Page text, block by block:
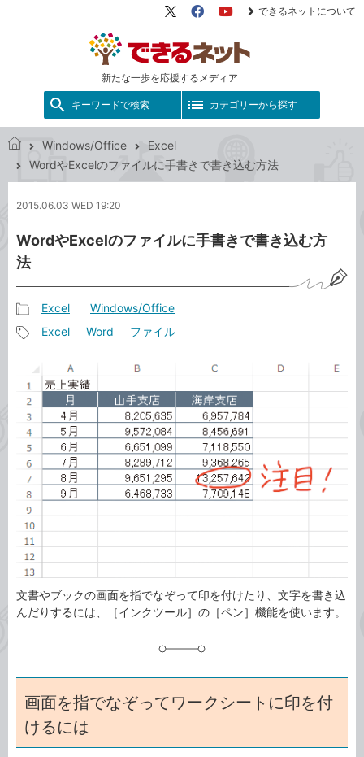
新たな一歩を応援するメディア
X（旧
FacebookYouTube
できるネットについて
キーワードで検索 カテゴリーから探す
で
ネ
ト
Windows/Office
Excel
WordやExcelのファイルに手書きで書き込む方法
2015.06.03 WED 19:20
WordやExcelのファイルに手書きで書き込む方
法
事
テ
ゴ
リ
Excel Windows/Office
タ
グ
Excel Word ファイル
文書やブックの画面を指でなぞって印を付けたり、文字を書き込
んだりするには、［インクツール］の［ペン］機能を使います。
画面を指でなぞってワークシートに印を付
けるには